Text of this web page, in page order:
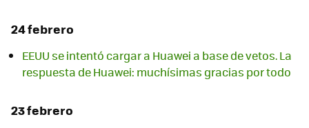
24 febrero
EEUU se intentó cargar a Huawei a base de vetos. La
respuesta de Huawei: muchísimas gracias por todo
23 febrero